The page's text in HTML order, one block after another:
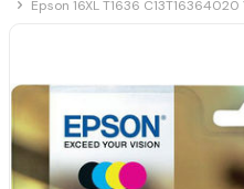
Epson 16XL T1636